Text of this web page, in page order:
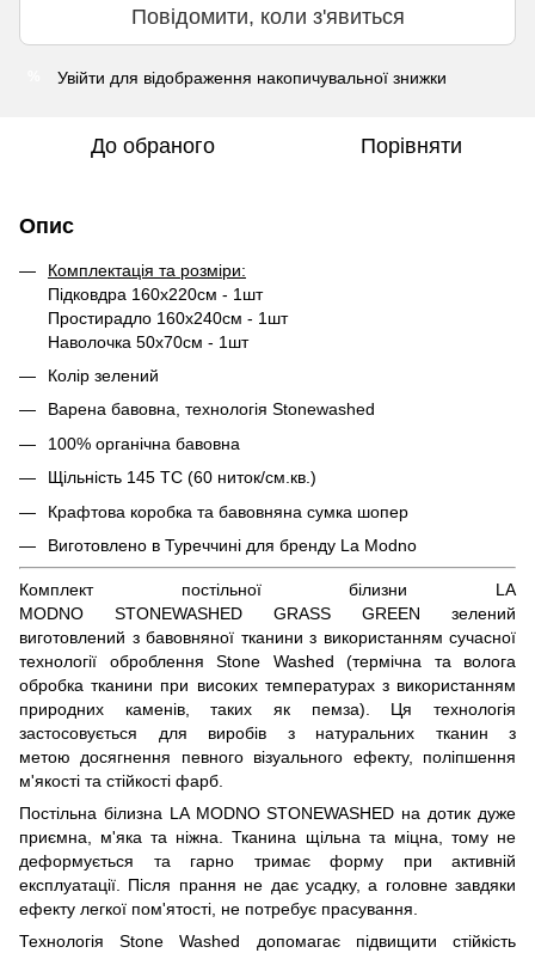
Повідомити, коли з'явиться
Увійти для відображення накопичувальної знижки
До обраного Порівняти
Опис
Комплектація та розміри:
Підковдра 160х220см - 1шт
Простирадло 160х240см - 1шт
Наволочка 50х70см - 1шт
Колір зелений
Варена бавовна, технологія Stonewashed
100% органічна бавовна
Щільність 145 ТС (60 ниток/см.кв.)
Крафтова коробка та бавовняна сумка шопер
Виготовлено в Туреччині для бренду La Modno
Комплект постільної білизни LA
MODNO STONEWASHED GRASS GREEN зелений
виготовлений з бавовняної тканини з використанням сучасної
технології оброблення Stone Washed (термічна та волога
обробка тканини при високих температурах з використанням
природних каменів, таких як пемза). Ця технологія
застосовується для виробів з натуральних тканин з
метою досягнення певного візуального ефекту, поліпшення
м'якості та стійкості фарб.
Постільна білизна LA MODNO STONEWASHED на дотик дуже
приємна, м'яка та ніжна. Тканина щільна та міцна, тому не
деформується та гарно тримає форму при активній
експлуатації. Після прання не дає усадку, а головне завдяки
ефекту легкої пом'ятості, не потребує прасування.
Технологія Stone Washed допомагає підвищити стійкість